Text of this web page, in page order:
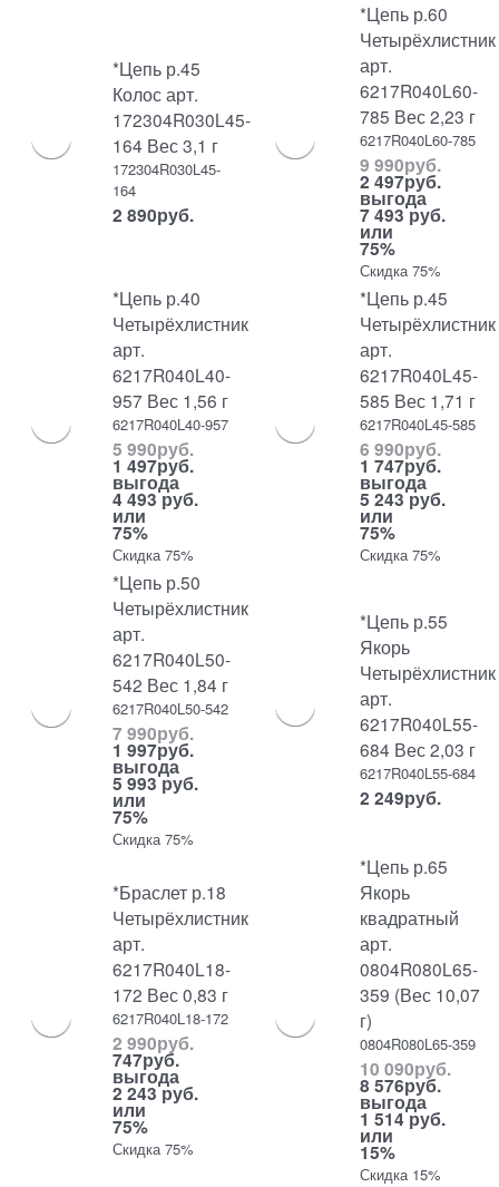
*Цепь р.45
Колос арт.
172304R030L45-
164 Вес 3,1 г
172304R030L45-
164
2 890руб.
*Цепь р.60
Четырёхлистник
арт.
6217R040L60-
785 Вес 2,23 г
6217R040L60-785
9 990руб.
2 497руб.
выгода
7 493 руб.
или
75%
Скидка 75%
*Цепь р.40
Четырёхлистник
арт.
6217R040L40-
957 Вес 1,56 г
6217R040L40-957
5 990руб.
1 497руб.
выгода
4 493 руб.
или
75%
Скидка 75%
*Цепь р.45
Четырёхлистник
арт.
6217R040L45-
585 Вес 1,71 г
6217R040L45-585
6 990руб.
1 747руб.
выгода
5 243 руб.
или
75%
Скидка 75%
*Цепь р.50
Четырёхлистник
арт.
6217R040L50-
542 Вес 1,84 г
6217R040L50-542
7 990руб.
1 997руб.
выгода
5 993 руб.
или
75%
Скидка 75%
*Цепь р.55
Якорь
Четырёхлистник
арт.
6217R040L55-
684 Вес 2,03 г
6217R040L55-684
2 249руб.
*Браслет р.18
Четырёхлистник
арт.
6217R040L18-
172 Вес 0,83 г
6217R040L18-172
2 990руб.
747руб.
выгода
2 243 руб.
или
75%
Скидка 75%
*Цепь р.65
Якорь
квадратный
арт.
0804R080L65-
359 (Вес 10,07
г)
0804R080L65-359
10 090руб.
8 576руб.
выгода
1 514 руб.
или
15%
Скидка 15%